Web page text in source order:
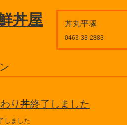
丼丸平塚
0463-33-2883
丼屋
り丼終了しました
しました